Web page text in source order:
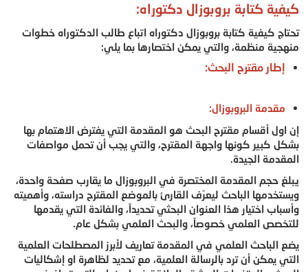
كيفية كتابة بروبوزال دكتوراه:
تحتاج كيفية كتابة بروبوزال دكتوراه اتباع طالب الدكتوراه خطوات
منهجية منظمة، والتي يمكن اختصارها بما يلي:
إطار مقترح البحث:
مقدمة البروبوزال:
إن اول أقسام مقترح البحث هو المقدمة التي يفترض الاهتمام بها
بشكل كبير كونها واجهة المقترح، والتي يجب أن تحمل مواصفات
المقدمة الجيدة.
يبلغ حجم المقدمة المختصرة في البروبوزال ما يقارب صفحة واحدة،
ويستخدمها الباحث ليعرّف القارئ بالموضع المقترح دراسته، وأهميته
وأسباب اختيار هذا العنوان البحثي تحديداً، والفائدة التي يقدمها
للتخصص العلمي خصوصاً، والبحث العلمي بشكل عام.
يضع الباحث العلمي في المقدمة تعاريف لأبرز المصطلحات العلمية
التي يمكن أن ترد بالرسالة العلمية، مع تحديد لظاهرة او إشكاليات